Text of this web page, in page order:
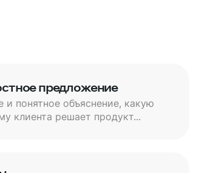
предложение
и понятное объяснение, какую
клиента решает продукт...